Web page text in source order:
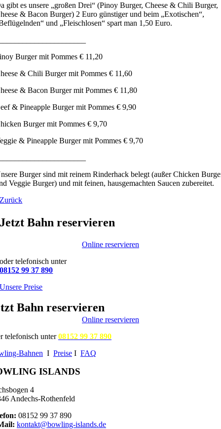
gibt es unsere „großen Drei“ (Pinoy Burger, Cheese & Chili Burger,
& Bacon Burger) 2 Euro günstiger und beim „Exotischen“,
und „Fleischlosen“ spart man 1,50 Euro.
Burger mit Pommes € 11,20
& Chili Burger mit Pommes € 11,60
& Bacon Burger mit Pommes € 11,80
& Pineapple Burger mit Pommes € 9,90
Burger mit Pommes € 9,70
& Pineapple Burger mit Pommes € 9,70
Burger sind mit reinem Rinderhack belegt (außer Chicken
Veggie Burger) und mit feinen, hausgemachten Saucen zubereitet.
Zurück
Jetzt Bahn reservieren
Online reservieren
oder telefonisch unter
08152 99 37 890
Unsere Preise
Bahn reservieren
Online reservieren
telefonisch unter08152 99 37 890
Bahnen I Preise I FAQ
ISLANDS
4
Andechs-Rothenfeld
08152 99 37 890
kontakt@bowling-islands.de